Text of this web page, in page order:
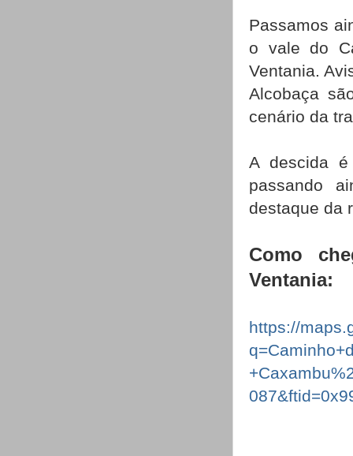
Passamos
o vale do
Ventania.
Alcobaça
cenário da
A descida
passando
destaque da
Como
Ventania:
https://